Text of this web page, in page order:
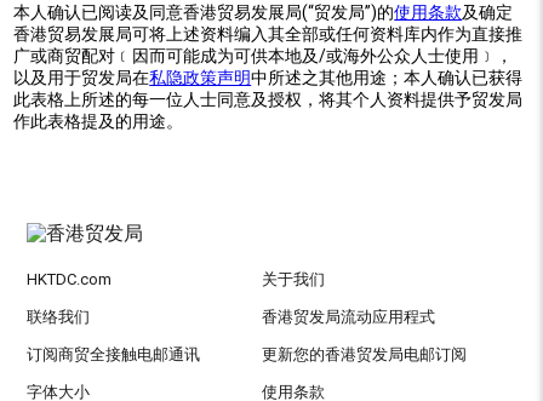
本人确认已阅读及同意香港贸易发展局(“贸发局”)的使用条款及确定
香港贸易发展局可将上述资料编入其全部或任何资料库内作为直接推
广或商贸配对﹝因而可能成为可供本地及/或海外公众人士使用﹞，
以及用于贸发局在私隐政策声明中所述之其他用途；本人确认已获得
此表格上所述的每一位人士同意及授权，将其个人资料提供予贸发局
作此表格提及的用途。
HKTDC.com 关于我们
联络我们 香港贸发局流动应用程式
订阅商贸全接触电邮通讯 更新您的香港贸发局电邮订阅
字体大小 使用条款